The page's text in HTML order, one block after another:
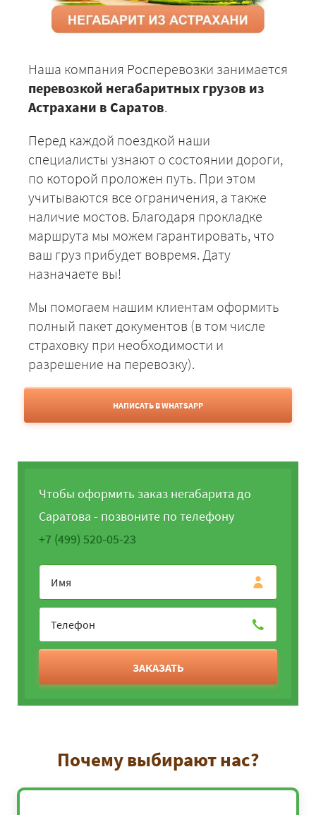
Наша компания Росперевозки занимается
перевозкой негабаритных грузов из
Астрахани в Саратов.
Перед каждой поездкой наши
специалисты узнают о состоянии дороги,
по которой проложен путь. При этом
учитываются все ограничения, а также
наличие мостов. Благодаря прокладке
маршрута мы можем гарантировать, что
ваш груз прибудет вовремя. Дату
назначаете вы!
Мы помогаем нашим клиентам оформить
полный пакет документов (в том числе
страховку при необходимости и
разрешение на перевозку).
НАПИСАТЬ В WHATSAPP
Чтобы оформить заказ негабарита до
Саратова - позвоните по телефону
+7 (499) 520-05-23
ЗАКАЗАТЬ
Почему выбирают нас?